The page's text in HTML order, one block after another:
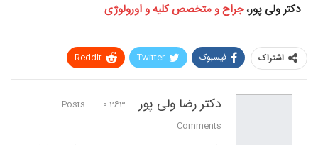
دکتر ولی پور،جراح و متخصص کلیه و اورولوژی
اشتراک فیسبوک Twitter
ReddIt
Linkedin
دکتر رضا ولی پور 263 Posts
0
Comments